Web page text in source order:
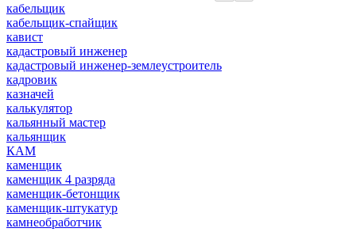
кабельщик
кабельщик-спайщик
кавист
кадастровый инженер
кадастровый инженер-землеустроитель
кадровик
казначей
калькулятор
кальянный мастер
кальянщик
КАМ
каменщик
каменщик 4 разряда
каменщик-бетонщик
каменщик-штукатур
камнеобработчик